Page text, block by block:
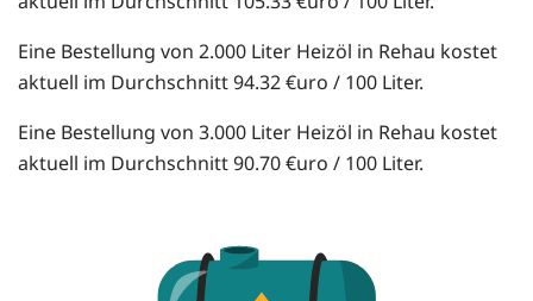
Eine Bestellung von 2.000 Liter Heizöl in Rehau kostet
aktuell im Durchschnitt 94.32 €uro / 100 Liter.
Eine Bestellung von 3.000 Liter Heizöl in Rehau kostet
aktuell im Durchschnitt 90.70 €uro / 100 Liter.